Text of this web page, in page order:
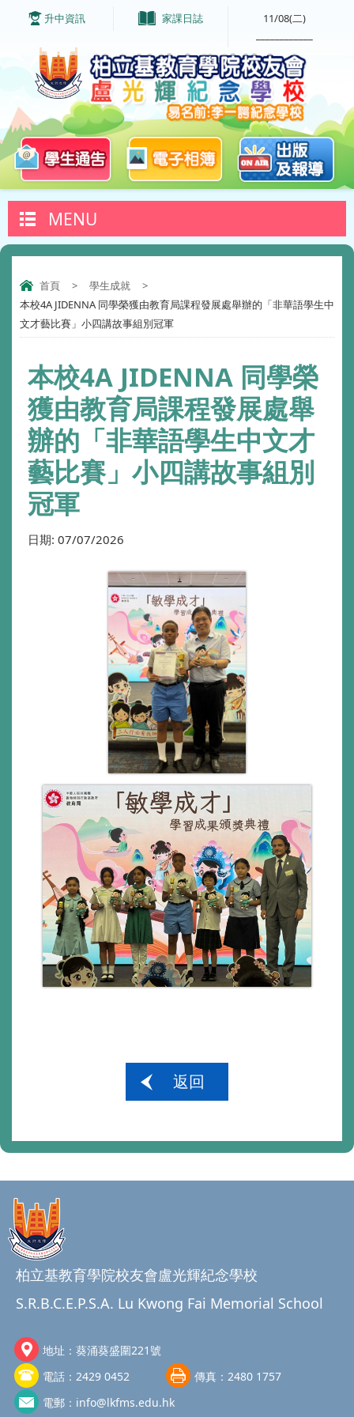
升中資訊 家課日誌
11/08(二)
MENU
首頁 > 學生成就
>
本校4A JIDENNA 同學榮獲由教育局課程發展處舉辦的「非華語學生中
文才藝比賽」小四講故事組別冠軍
本校4A JIDENNA 同學榮
獲由教育局課程發展處舉
辦的「非華語學生中文才
藝比賽」小四講故事組別
冠軍
日期: 07/07/2026
返回
柏立基教育學院校友會盧光輝紀念學校
S.R.B.C.E.P.S.A. Lu Kwong Fai Memorial School
地址： 葵涌葵盛圍221號
電話： 2429 0452 傳真： 2480 1757
電郵： info@lkfms.edu.hk